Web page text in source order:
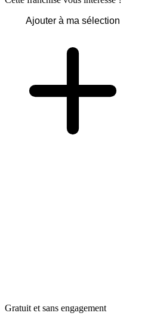
Ajouter à ma sélection
Gratuit et sans engagement